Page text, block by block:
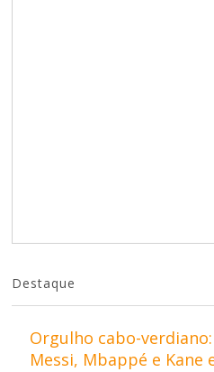
Destaque
Orgulho cabo-
Messi, Mbappé e Kane